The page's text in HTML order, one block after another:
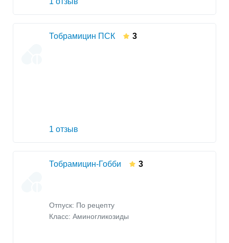
Тобрамицин ПСК 3
1 отзыв
Тобрамицин-Гобби 3
Отпуск: По рецепту
Класс: Аминогликозиды